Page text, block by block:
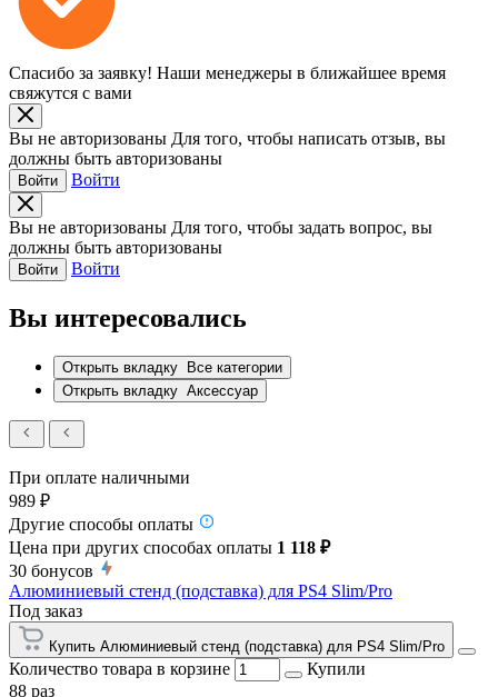
Спасибо за заявку! Наши менеджеры в ближайшее время
свяжутся с вами
Вы не авторизованы Для того, чтобы написать отзыв, вы
должны быть авторизованы
Войти Войти
Вы не авторизованы Для того, чтобы задать вопрос, вы
должны быть авторизованы
Войти Войти
Вы интересовались
Открыть вкладку
Все категории
Открыть вкладку Аксессуар
При оплате наличными
989 ₽
Другие способы оплаты
Цена при других способах оплаты 1 118 ₽
30 бонусов
Алюминиевый стенд (подставка) для PS4 Slim/Pro
Под заказ
Купить Алюминиевый стенд (подставка) для PS4 Slim/Pro
Количество товара в корзине
Купили
88 раз